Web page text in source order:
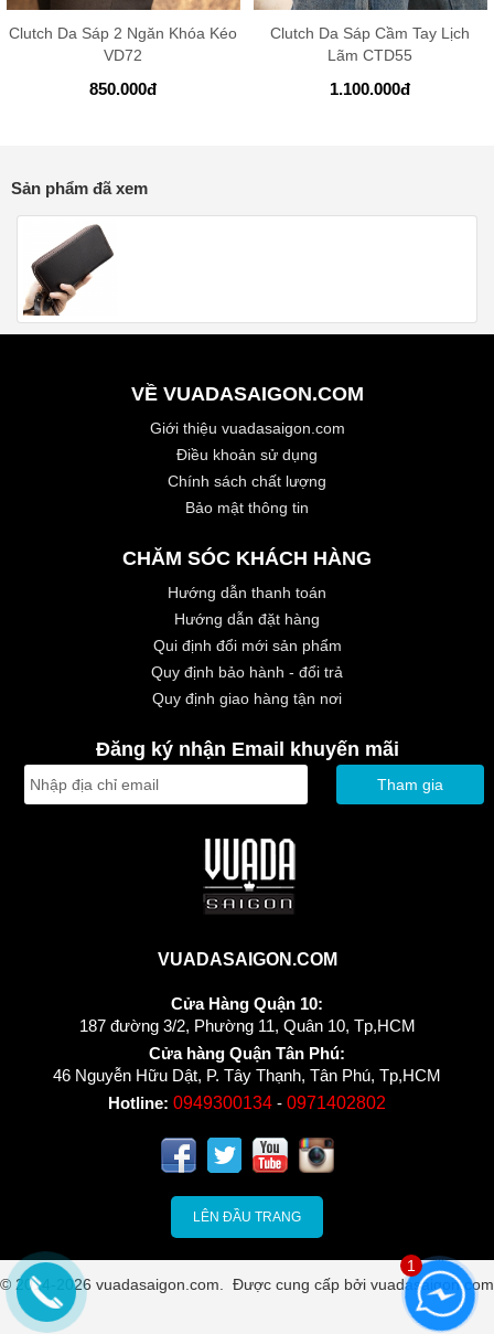
Clutch Da Sáp 2 Ngăn Khóa Kéo
VD72
850.000đ
Clutch Da Sáp Cầm Tay Lịch
Lãm CTD55
1.100.000đ
Sản phẩm đã xem
VỀ VUADASAIGON.COM
Giới thiệu vuadasaigon.com
Điều khoản sử dụng
Chính sách chất lượng
Bảo mật thông tin
CHĂM SÓC KHÁCH HÀNG
Hướng dẫn thanh toán
Hướng dẫn đặt hàng
Qui định đổi mới sản phẩm
Quy định bảo hành - đổi trả
Quy định giao hàng tận nơi
Đăng ký nhận Email khuyến mãi
Tham gia
VUADASAIGON.COM
Cửa Hàng Quận 10:
187 đường 3/2, Phường 11, Quân 10, Tp,HCM
Cửa hàng Quận Tân Phú:
46 Nguyễn Hữu Dật, P. Tây Thạnh, Tân Phú, Tp,HCM
Hotline: 0949300134 - 0971402802
LÊN ĐẦU TRANG
© 2014-2026 vuadasaigon.com. Được cung cấp bởi vuadasaigon.com
1